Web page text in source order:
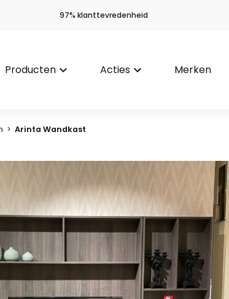
97% klanttevredenheid
Producten keyboard_arrow_down Acties keyboard_arrow_down Merken
> Arinta Wandkast